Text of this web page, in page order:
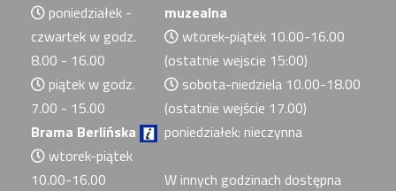
poniedziałek -
czwartek w godz.
8.00 - 16.00
piątek w godz.
7.00 - 15.00
Brama Berlińska
wtorek-piątek
10.00-16.00
muzealna
wtorek-piątek 10.00-16.00
(ostatnie wejscie 15:00)
sobota-niedziela 10.00-18.00
(ostatnie wejście 17.00)
poniedziałek: nieczynna
W innych godzinach dostępna